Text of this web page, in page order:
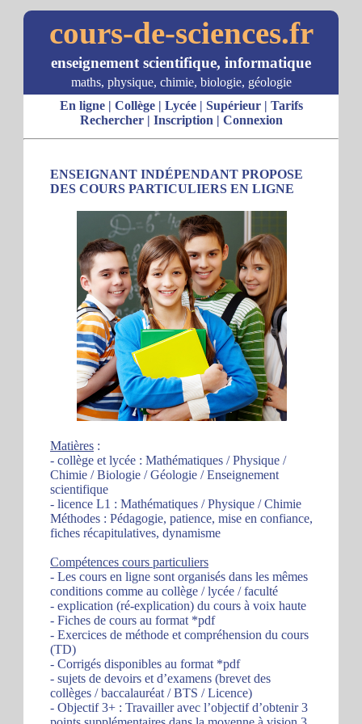
cours-de-sciences.fr
enseignement scientifique, informatique
maths, physique, chimie, biologie, géologie
En ligne| Collège| Lycée| Supérieur| Tarifs
Rechercher| Inscription | Connexion
ENSEIGNANT INDÉPENDANT PROPOSE
DES COURS PARTICULIERS EN LIGNE
Matières :
- collège et lycée : Mathématiques / Physique /
Chimie / Biologie / Géologie / Enseignement
scientifique
- licence L1 : Mathématiques / Physique / Chimie
Méthodes : Pédagogie, patience, mise en confiance,
fiches récapitulatives, dynamisme
Compétences cours particuliers
- Les cours en ligne sont organisés dans les mêmes
conditions comme au collège / lycée / faculté
- explication (ré-explication) du cours à voix haute
- Fiches de cours au format *pdf
- Exercices de méthode et compréhension du cours
(TD)
- Corrigés disponibles au format *pdf
- sujets de devoirs et d’examens (brevet des
collèges / baccalauréat / BTS / Licence)
- Objectif 3+ : Travailler avec l’objectif d’obtenir 3